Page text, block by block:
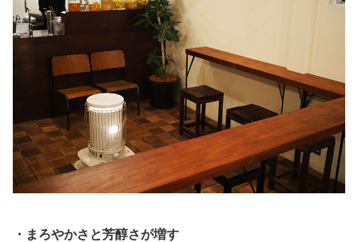
・まろやかさと芳醇さが増す